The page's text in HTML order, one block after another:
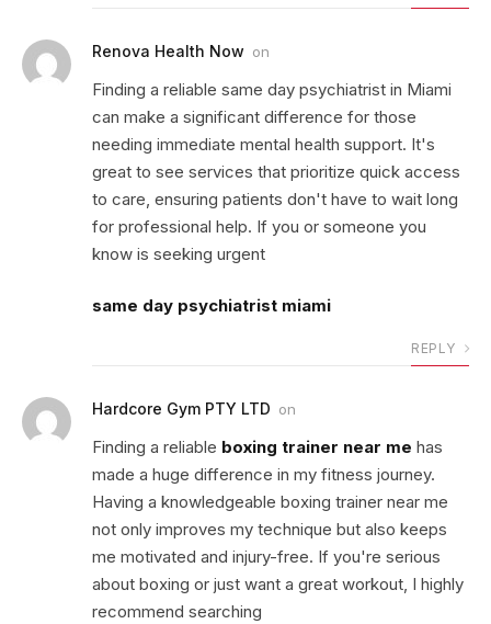
Renova Health Now on
Finding a reliable same day psychiatrist in Miami
can make a significant difference for those
needing immediate mental health support. It's
great to see services that prioritize quick access
to care, ensuring patients don't have to wait long
for professional help. If you or someone you
know is seeking urgent
same day psychiatrist miami
REPLY
Hardcore Gym PTY LTD on
Finding a reliable boxing trainer near me has
made a huge difference in my fitness journey.
Having a knowledgeable boxing trainer near me
not only improves my technique but also keeps
me motivated and injury-free. If you're serious
about boxing or just want a great workout, I highly
recommend searching